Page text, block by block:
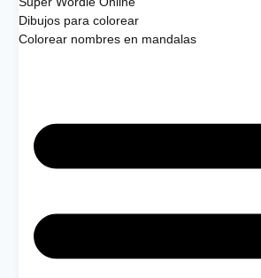
Dibujos para colorear
Colorear nombres en mandalas